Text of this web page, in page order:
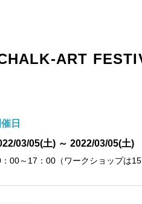
ART
日
03/05(土) ～ 2022/03/05(土)
00～17：00（ワークショップは15